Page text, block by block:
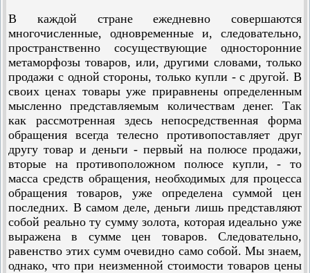
В каждой стране ежедневно совершаются
многочисленные, одновременные и, следовательно,
пространственно сосуществующие односторонние
метаморфозы товаров, или, другими словами, только
продажи с одной стороны, только купли - с другой. В
своих ценах товары уже приравнены определенным
мысленно представляемым количествам денег. Так
как рассмотренная здесь непосредственная форма
обращения всегда телесно противопоставляет друг
другу товар и деньги - первый на полюсе продажи,
вторые на противоположном полюсе купли, - то
масса средств обращения, необходимых для процесса
обращения товаров, уже определена суммой цен
последних. В самом деле, деньги лишь представляют
собой реально ту сумму золота, которая идеально уже
выражена в сумме цен товаров. Следовательно,
равенство этих сумм очевидно само собой. Мы знаем,
однако, что при неизменной стоимости товаров цены